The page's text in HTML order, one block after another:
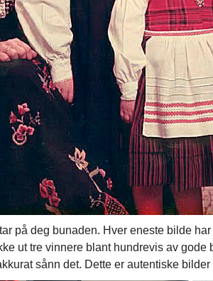
på deg bunaden. Hver eneste bilde
ut tre vinnere blant hundrevis av
sånn det. Dette er autentiske